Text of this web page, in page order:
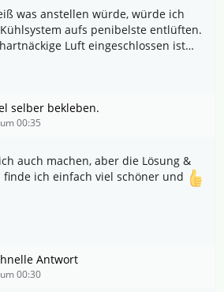
was anstellen würde, würde ich
aufs penibelste entlüften.
Luft eingeschlossen ist…
selber bekleben.
00:35
auch machen, aber die Lösung &
finde ich einfach viel schöner und
Antwort
00:30